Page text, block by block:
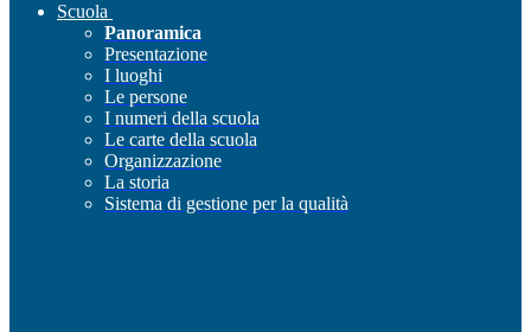
Scuola
Panoramica
Presentazione
I luoghi
Le persone
I numeri della scuola
Le carte della scuola
Organizzazione
La storia
Sistema di gestione per la qualità